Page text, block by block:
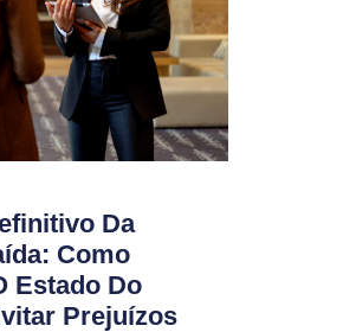
Da
Como
Estado Do
Prejuízos